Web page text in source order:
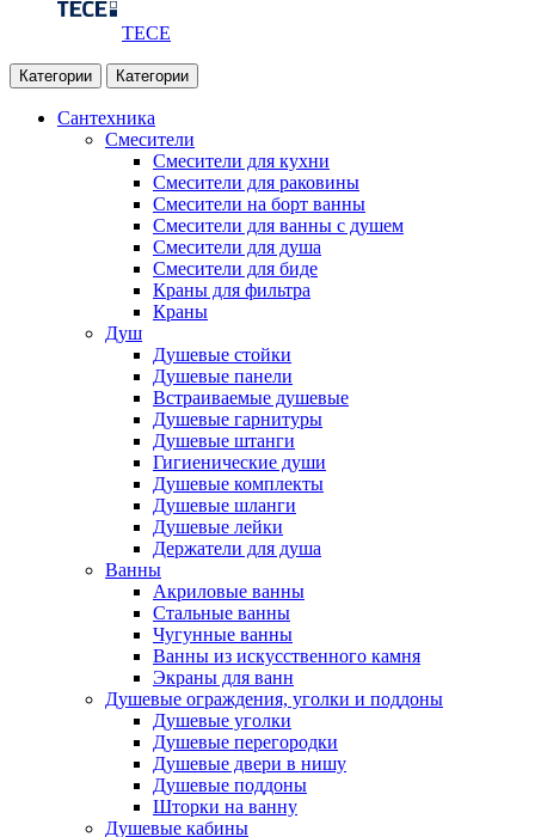
TECE
Категории Категории
Сантехника
Смесители
Смесители для кухни
Смесители для раковины
Смесители на борт ванны
Смесители для ванны с душем
Смесители для душа
Смесители для биде
Краны для фильтра
Краны
Душ
Душевые стойки
Душевые панели
Встраиваемые душевые
Душевые гарнитуры
Душевые штанги
Гигиенические души
Душевые комплекты
Душевые шланги
Душевые лейки
Держатели для душа
Ванны
Акриловые ванны
Стальные ванны
Чугунные ванны
Ванны из искусственного камня
Экраны для ванн
Душевые ограждения, уголки и поддоны
Душевые уголки
Душевые перегородки
Душевые двери в нишу
Душевые поддоны
Шторки на ванну
Душевые кабины